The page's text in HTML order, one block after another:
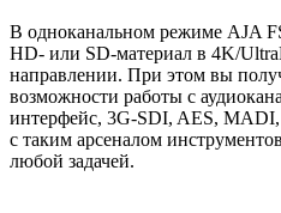
В одноканальном режиме AJA
HD- или SD-материал в 4K/
направлении. При этом вы
возможности работы с
интерфейс, 3G-SDI, AES,
с таким арсеналом
любой задачей.